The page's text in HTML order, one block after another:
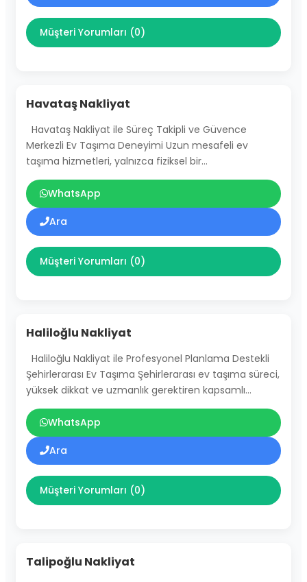
Müşteri Yorumları (0)
Havataş Nakliyat
Havataş Nakliyat ile Süreç Takipli ve Güvence
Merkezli Ev Taşıma Deneyimi Uzun mesafeli ev
taşıma hizmetleri, yalnızca fiziksel bir…
WhatsApp
Ara
Müşteri Yorumları (0)
Haliloğlu Nakliyat
Haliloğlu Nakliyat ile Profesyonel Planlama Destekli
Şehirlerarası Ev Taşıma Şehirlerarası ev taşıma süreci,
yüksek dikkat ve uzmanlık gerektiren kapsamlı…
WhatsApp
Ara
Müşteri Yorumları (0)
Talipoğlu Nakliyat